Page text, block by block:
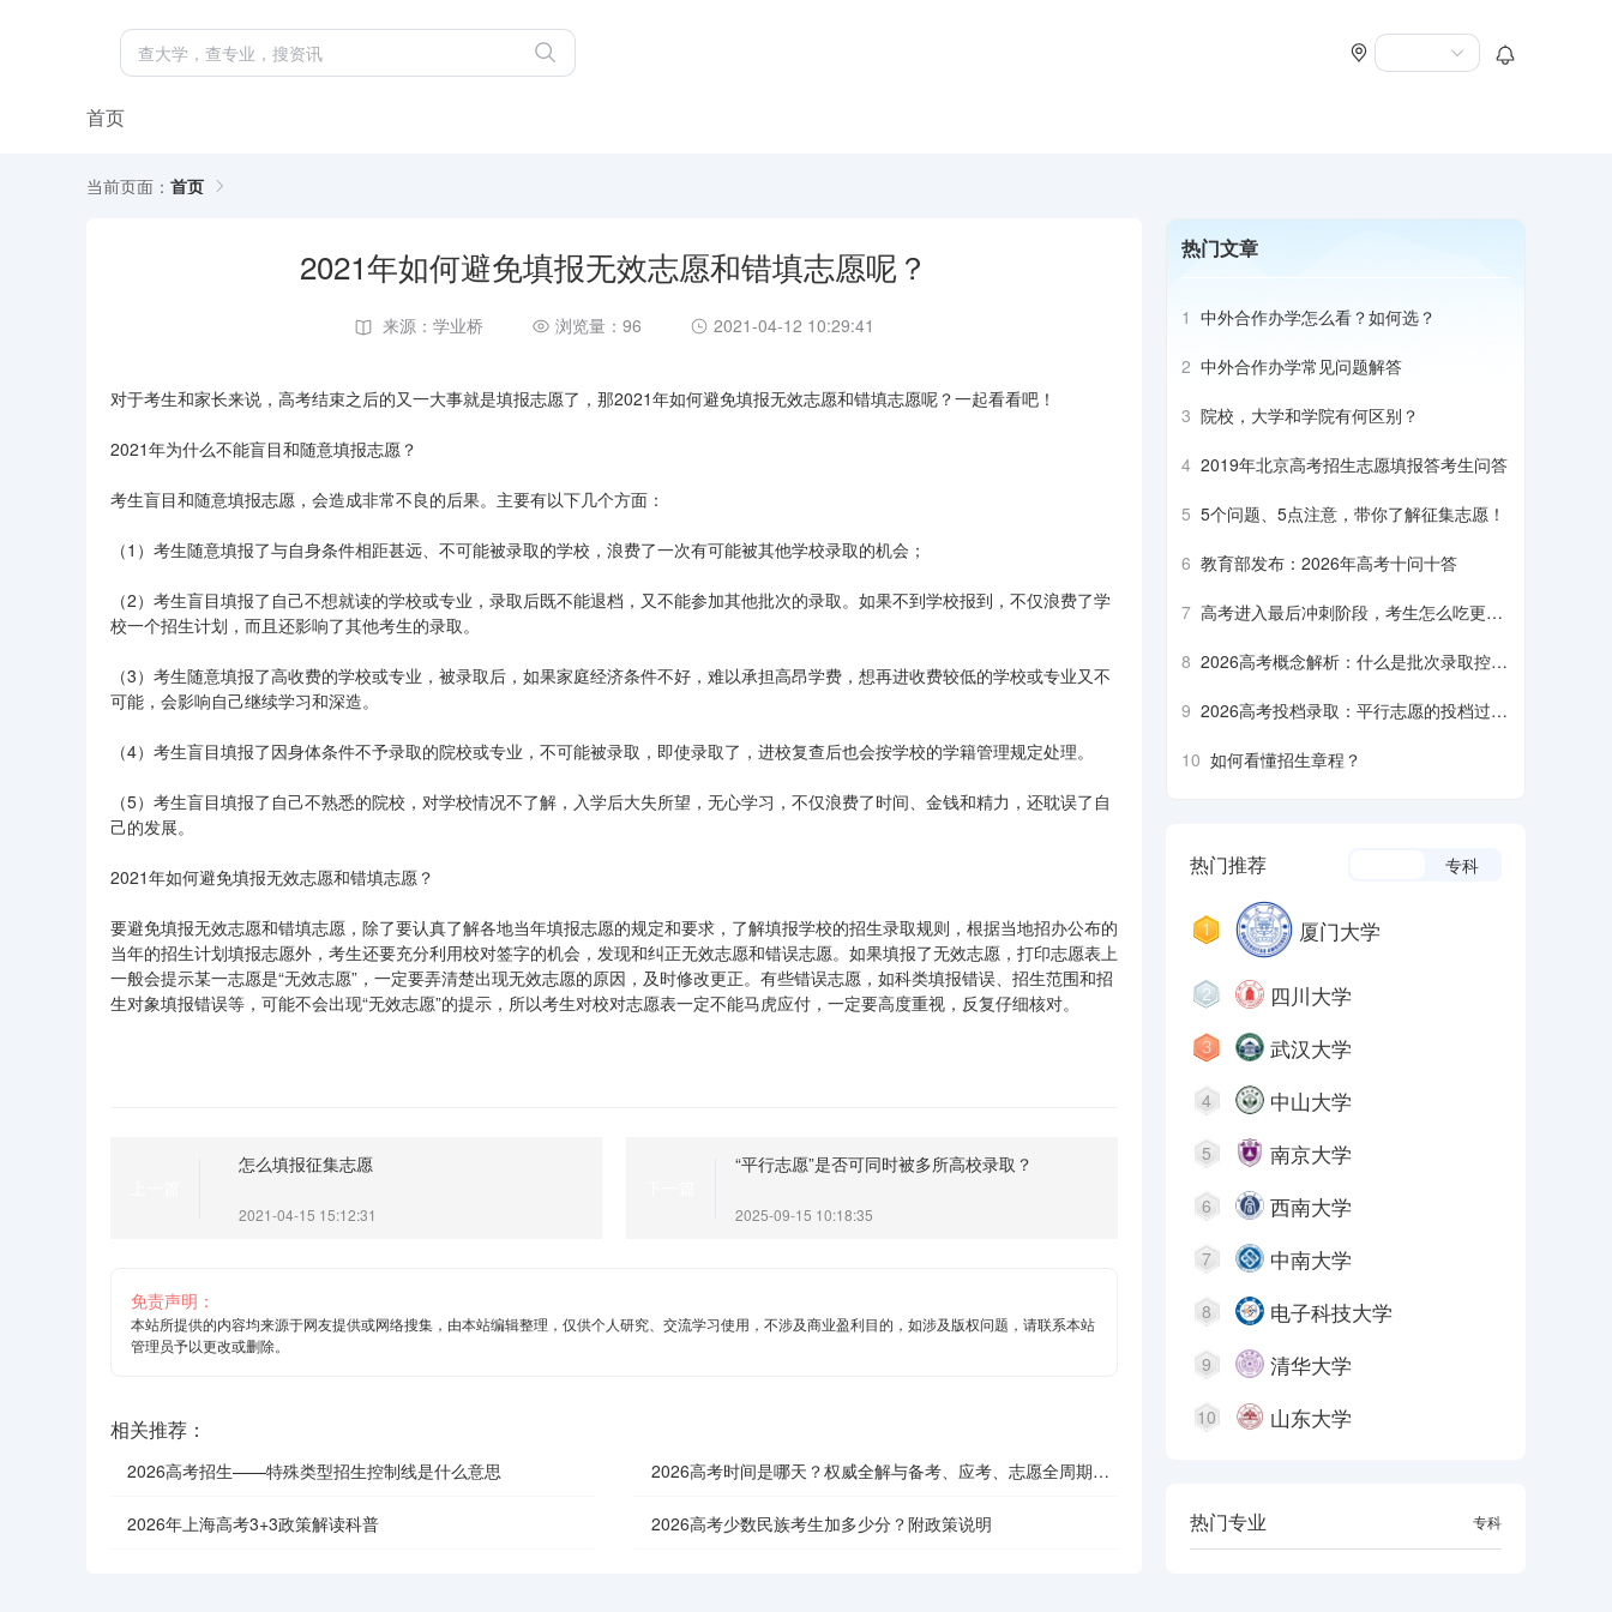
首页
当前页面： 首页
2021年如何避免填报无效志愿和错填志愿呢？
来源：学业桥 浏览量：96 2021-04-12 10:29:41
对于考生和家长来说，高考结束之后的又一大事就是填报志愿了，那2021年如何避免填报无效志愿和错填志愿呢？一起看看吧！
2021年为什么不能盲目和随意填报志愿？
考生盲目和随意填报志愿，会造成非常不良的后果。主要有以下几个方面：
（1）考生随意填报了与自身条件相距甚远、不可能被录取的学校，浪费了一次有可能被其他学校录取的机会；
（2）考生盲目填报了自己不想就读的学校或专业，录取后既不能退档，又不能参加其他批次的录取。如果不到学校报到，不仅浪费了学
校一个招生计划，而且还影响了其他考生的录取。
（3）考生随意填报了高收费的学校或专业，被录取后，如果家庭经济条件不好，难以承担高昂学费，想再进收费较低的学校或专业又不
可能，会影响自己继续学习和深造。
（4）考生盲目填报了因身体条件不予录取的院校或专业，不可能被录取，即使录取了，进校复查后也会按学校的学籍管理规定处理。
（5）考生盲目填报了自己不熟悉的院校，对学校情况不了解，入学后大失所望，无心学习，不仅浪费了时间、金钱和精力，还耽误了自
己的发展。
2021年如何避免填报无效志愿和错填志愿？
要避免填报无效志愿和错填志愿，除了要认真了解各地当年填报志愿的规定和要求，了解填报学校的招生录取规则，根据当地招办公布的
当年的招生计划填报志愿外，考生还要充分利用校对签字的机会，发现和纠正无效志愿和错误志愿。如果填报了无效志愿，打印志愿表上
一般会提示某一志愿是“无效志愿”，一定要弄清楚出现无效志愿的原因，及时修改更正。有些错误志愿，如科类填报错误、招生范围和招
生对象填报错误等，可能不会出现“无效志愿”的提示，所以考生对校对志愿表一定不能马虎应付，一定要高度重视，反复仔细核对。
怎么填报征集志愿
2021-04-15 15:12:31
“平行志愿”是否可同时被多所高校录取？
2025-09-15 10:18:35
免责声明：
本站所提供的内容均来源于网友提供或网络搜集，由本站编辑整理，仅供个人研究、交流学习使用，不涉及商业盈利目的，如涉及版权问题，请联系本站
管理员予以更改或删除。
相关推荐：
2026高考招生——特殊类型招生控制线是什么意思 2026高考时间是哪天？权威全解与备考、应考、志愿全周期指
南
2026年上海高考3+3政策解读科普 2026高考少数民族考生加多少分？附政策说明
热门文章
1 中外合作办学怎么看？如何选？
2 中外合作办学常见问题解答
3 院校，大学和学院有何区别？
4 2019年北京高考招生志愿填报答考生问答
5 5个问题、5点注意，带你了解征集志愿！
6 教育部发布：2026年高考十问十答
7 高考进入最后冲刺阶段，考生怎么吃更营
8 2026高考概念解析：什么是批次录取控制
9 2026高考投档录取：平行志愿的投档过程
10 如何看懂招生章程？
热门推荐 专科
厦门大学
四川大学
武汉大学
4 中山大学
5 南京大学
6 西南大学
7 中南大学
8 电子科技大学
9 清华大学
10 山东大学
热门专业 专科